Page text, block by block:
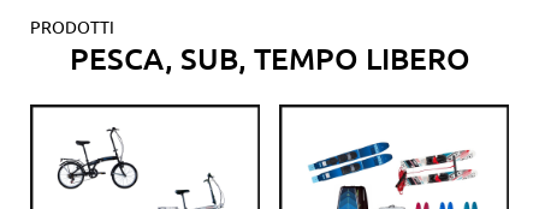
PRODOTTI
PESCA, SUB, TEMPO LIBERO